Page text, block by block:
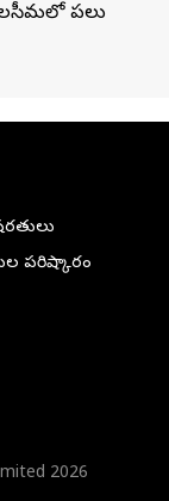
పలు
పరిష్కారం
2026